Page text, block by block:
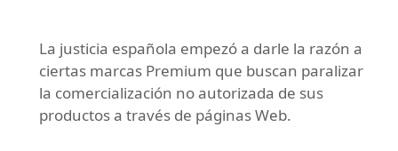
La justicia española empezó a darle la razón a
ciertas marcas Premium que buscan paralizar
la comercialización no autorizada de sus
productos a través de páginas Web.